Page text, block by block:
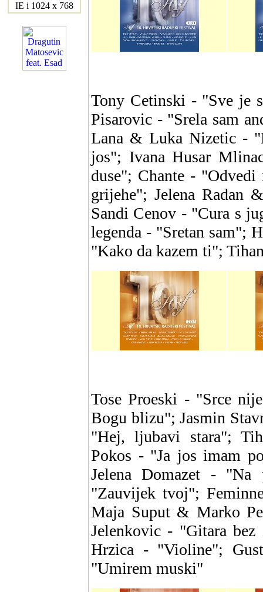
IE i 1024 x 768
Tony Cetinski - "Sve je
Pisarovic - "Srela sam
Lana & Luka Nizetic -
jos"; Ivana Husar
duse"; Chante -
grijehe"; Jelena Radan
Sandi Cenov - "Cura s
legenda - "Sretan sam";
"Kako da kazem ti";
Tose Proeski - "Srce
Bogu blizu"; Jasmin
"Hej, ljubavi stara";
Pokos - "Ja jos imam
Jelena Domazet - "Na
"Zauvijek tvoj";
Maja Suput & Marko
Jelenkovic - "Gitara
Hrzica - "Violine";
"Umirem muski"